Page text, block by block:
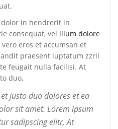
in hendrerit in
consequat, vel illum dolore
eros et accumsan et
praesent luptatum zzril
feugait nulla facilisi. At
duo.
justo duo dolores et ea
sit amet. Lorem ipsum
sadipscing elitr, At